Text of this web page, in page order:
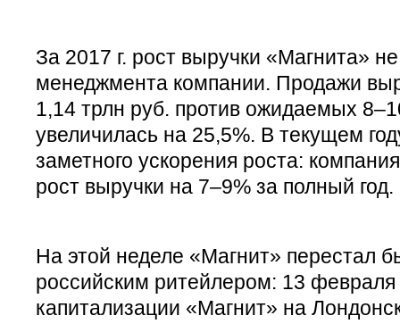
За 2017 г. рост выручки «Магнита»
менеджмента компании. Продажи
1,14 трлн руб. против ожидаемых
увеличилась на 25,5%. В текущем
заметного ускорения роста:
рост выручки на 7–9% за полный год.
На этой неделе «Магнит» перестал
российским ритейлером: 13 февраля
капитализации «Магнит» на